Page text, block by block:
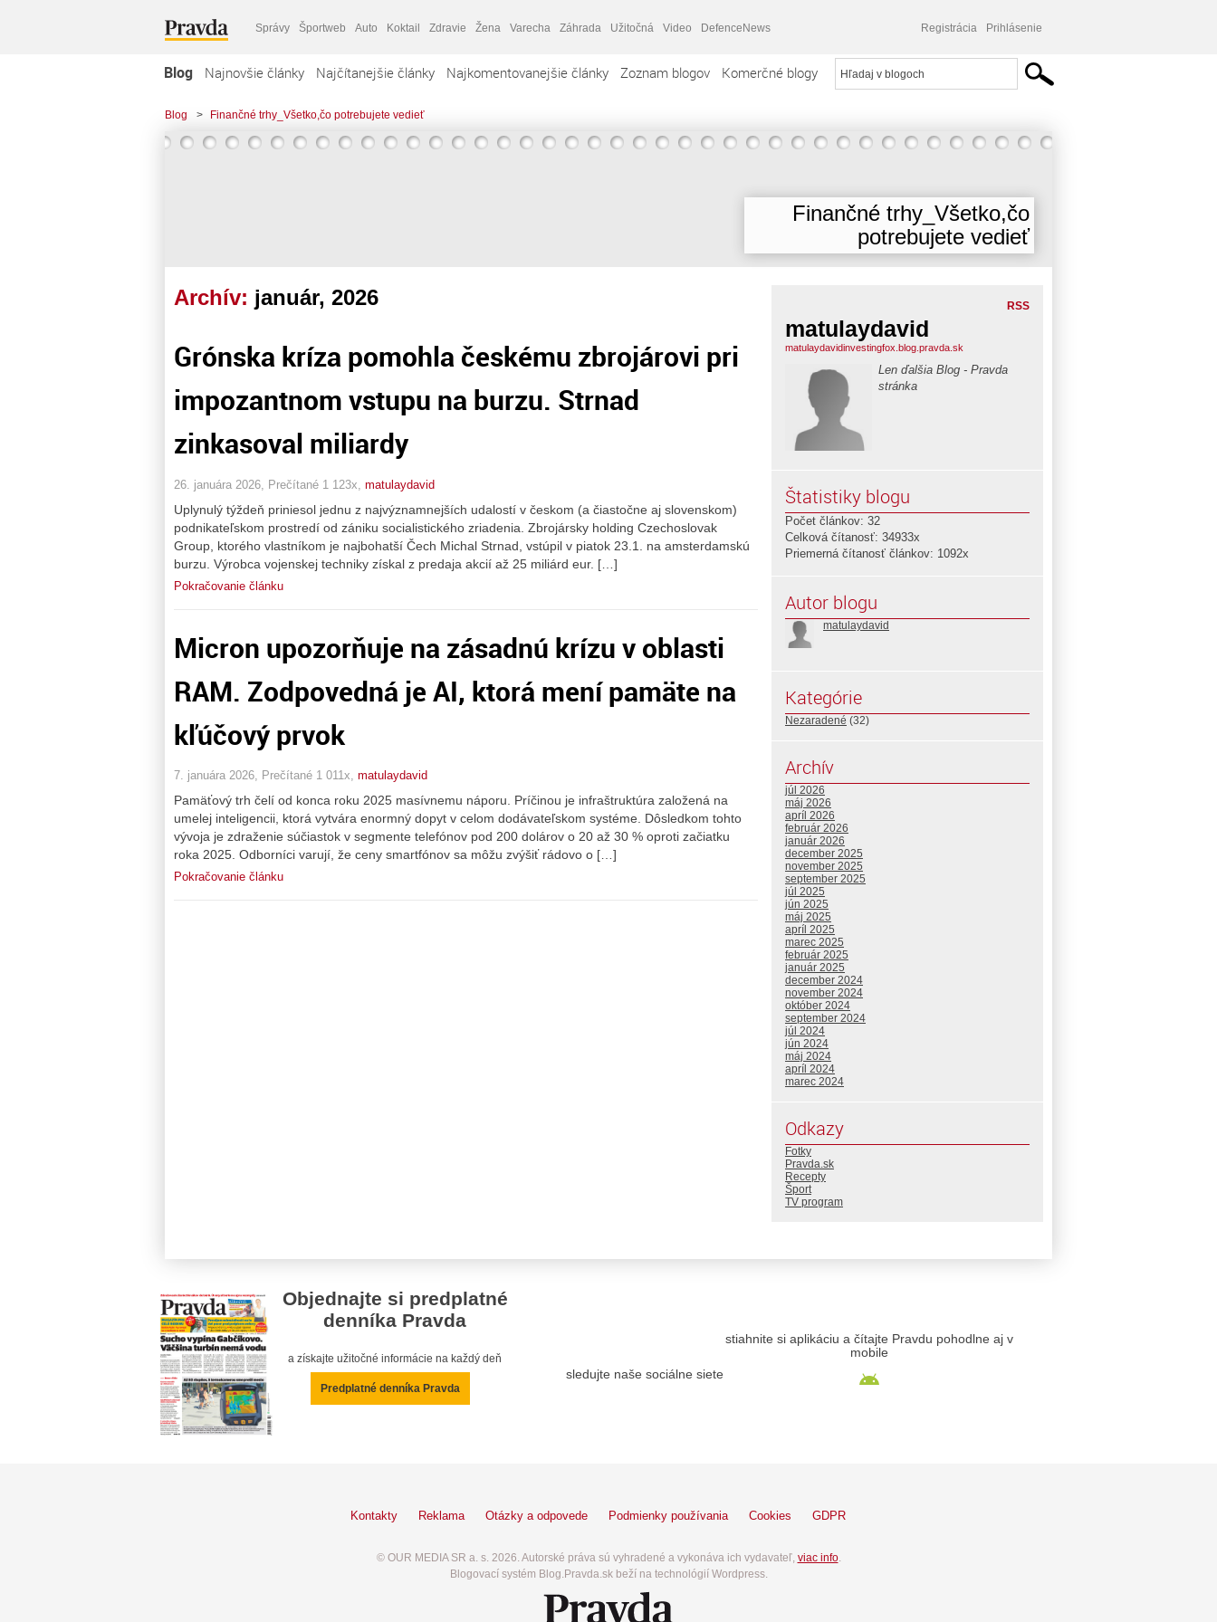
Správy Športweb Auto Koktail Zdravie Žena Varecha Záhrada Užitočná Video DefenceNews Registrácia Prihlásenie
Blog Najnovšie články Najčítanejšie články Najkomentovanejšie články Zoznam blogov Komerčné blogy
Blog > Finančné trhy_Všetko,čo potrebujete vedieť
Finančné trhy_Všetko,čo
potrebujete vedieť
Archív: január, 2026
Grónska kríza pomohla českému zbrojárovi pri
impozantnom vstupu na burzu. Strnad
zinkasoval miliardy
26. januára 2026, Prečítané 1 123x, matulaydavid
Uplynulý týždeň priniesol jednu z najvýznamnejších udalostí v českom (a čiastočne aj slovenskom)
podnikateľskom prostredí od zániku socialistického zriadenia. Zbrojársky holding Czechoslovak
Group, ktorého vlastníkom je najbohatší Čech Michal Strnad, vstúpil v piatok 23.1. na amsterdamskú
burzu. Výrobca vojenskej techniky získal z predaja akcií až 25 miliárd eur. […]
Pokračovanie článku
Micron upozorňuje na zásadnú krízu v oblasti
RAM. Zodpovedná je AI, ktorá mení pamäte na
kľúčový prvok
7. januára 2026, Prečítané 1 011x, matulaydavid
Pamäťový trh čelí od konca roku 2025 masívnemu náporu. Príčinou je infraštruktúra založená na
umelej inteligencii, ktorá vytvára enormný dopyt v celom dodávateľskom systéme. Dôsledkom tohto
vývoja je zdraženie súčiastok v segmente telefónov pod 200 dolárov o 20 až 30 % oproti začiatku
roka 2025. Odborníci varují, že ceny smartfónov sa môžu zvýšiť rádovo o […]
Pokračovanie článku
RSS
matulaydavid
matulaydavidinvestingfox.blog.pravda.sk
Len ďalšia Blog - Pravda
stránka
Štatistiky blogu
Počet článkov: 32
Celková čítanosť: 34933x
Priemerná čítanosť článkov: 1092x
Autor blogu
matulaydavid
Kategórie
Nezaradené (32)
Archív
júl 2026
máj 2026
apríl 2026
február 2026
január 2026
december 2025
november 2025
september 2025
júl 2025
jún 2025
máj 2025
apríl 2025
marec 2025
február 2025
január 2025
december 2024
november 2024
október 2024
september 2024
júl 2024
jún 2024
máj 2024
apríl 2024
marec 2024
Odkazy
Fotky
Pravda.sk
Recepty
Šport
TV program
Objednajte si predplatné
denníka Pravda
a získajte užitočné informácie na každý deň
Predplatné denníka Pravda
sledujte naše sociálne siete
stiahnite si aplikáciu a čítajte Pravdu pohodlne aj v
mobile
Kontakty Reklama Otázky a odpovede Podmienky používania Cookies GDPR
© OUR MEDIA SR a. s. 2026. Autorské práva sú vyhradené a vykonáva ich vydavateľ, viac info.
Blogovací systém Blog.Pravda.sk beží na technológií Wordpress.